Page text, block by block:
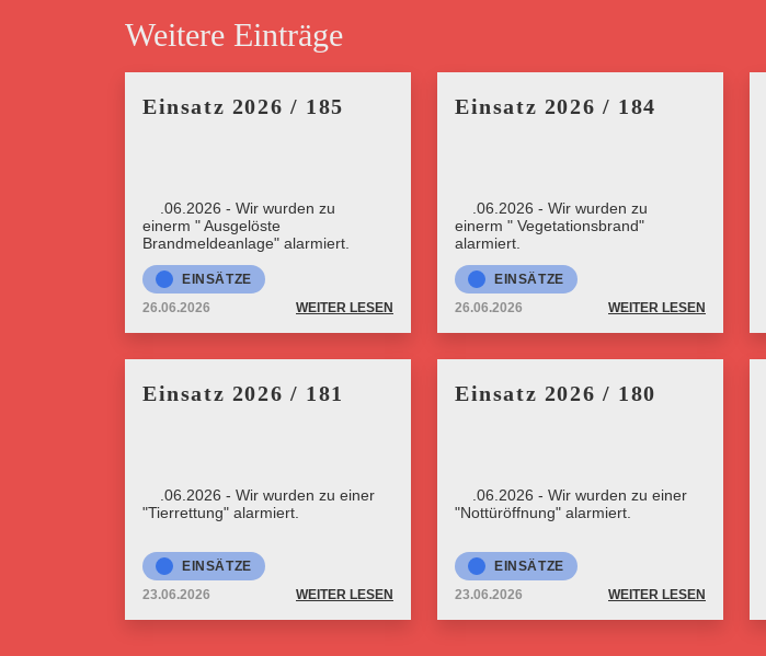
Weitere Einträge
Einsatz 2026 / 185
26.06.2026 - Wir wurden zu
einerm " Ausgelöste
Brandmeldeanlage" alarmiert.
EINSÄTZE
26.06.2026
WEITER LESEN
Einsatz 2026 / 184
26.06.2026 - Wir wurden zu
einerm " Vegetationsbrand"
alarmiert.
EINSÄTZE
26.06.2026
WEITER LESEN
Einsatz 2026 / 181
23.06.2026 - Wir wurden zu einer
"Tierrettung" alarmiert.
EINSÄTZE
23.06.2026
WEITER LESEN
Einsatz 2026 / 180
23.06.2026 - Wir wurden zu einer
"Nottüröffnung" alarmiert.
EINSÄTZE
23.06.2026
WEITER LESEN